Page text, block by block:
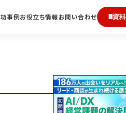
事例お役立ち情報お問い合わせ 資